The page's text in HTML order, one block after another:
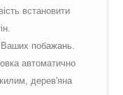
встановити
Ваших побажань.
автоматично
дерев'яна